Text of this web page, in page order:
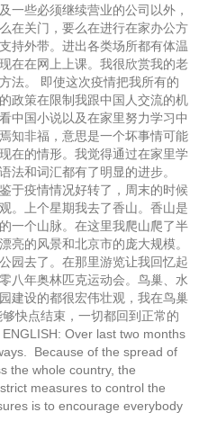
一些必须继续营业的公司以外，
在关门，要么在进行在家办公方
持外带。进出各类场所都有体温
在在网上上课。我很欣赏我的老
法。 即使这次疫情把我所有的
政策在限制我跟中国人交流的机
中国小说以及在家里努力学习中
知非福，意思是一个坏事情可能
在的情形。我觉得通过在家里学
法和词汇都有了明显的进步。
于疫情情况好转了，周末的时候
。上个星期我去了香山。香山是
一个山脉。在这里我爬山爬了半
亮的风景和北京市的庞大规模。
园去了。在那里游览让我回忆起
八年奥林匹克运动会。鸟巢、水
建设的都很宏伟壮观，我在鸟巢
快点结束，一切都回到正常的
Over last two months
Because of the spread of
the whole country, the
measures to control the
is to encourage everybody